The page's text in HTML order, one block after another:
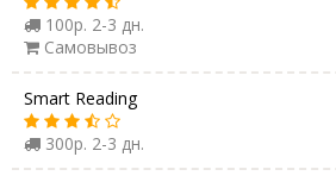
100р. 2-3 дн.
Самовывоз
Smart Reading
300р. 2-3 дн.